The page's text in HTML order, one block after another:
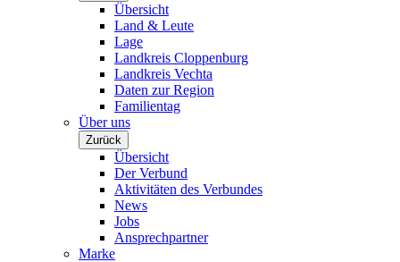
Übersicht
Land & Leute
Lage
Landkreis Cloppenburg
Landkreis Vechta
Daten zur Region
Familientag
Über uns
Zurück
Übersicht
Der Verbund
Aktivitäten des Verbundes
News
Jobs
Ansprechpartner
Marke